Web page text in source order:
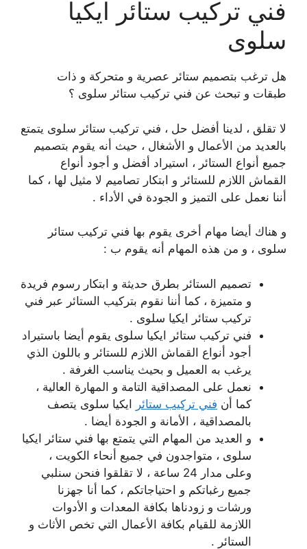
فني تركيب ستائر ايكيا
سلوى
هل ترغب بتصميم ستائر عصرية و متحركة و ذات
طبقات و تبحث عن فني تركيب ستائر سلوى ؟
لا تقلق ، لدينا أفضل حل ، فني تركيب ستائر سلوى يتمتع
بالعديد من الأعمال و الأشغال ، حيث أنه يقوم بتصميم
جميع أنواع الستائر ، استيراد أفضل و أجود أنواع
القماش اللازم للستائر و ابتكار تصاميم لا مثيل لها ، كما
أننا نعمل على التميز و الجودة في الأداء .
و هناك أيضا مهام أخرى يقوم بها فني تركيب ستائر
سلوى ، و من هذه المهام أنه يقوم ب :
تصميم الستائر بطرق حديثة و ابتكار رسوم فريدة
و متميزة ، كما أننا نقوم بتركيب الستائر عبر فني
تركيب ستائر ايكيا سلوى .
فني تركيب ستائر ايكيا سلوى يقوم أيضا باستيراد
أجود أنواع القماش اللازم للستائر و باللون الذي
يرغب به العميل و بحيث يناسب الغرفة .
نعمل على المصداقية التامة و المهارة العالية ،
كما أن فني تركيب ستائر ايكيا سلوى يتصف
بالمصداقية ، الأمانة و الجودة أيضا .
و العديد من المهام التي يتمتع بها فني ستائر ايكيا
سلوى ، متواجدون في جميع أنحاء الكويت ،
وعلى مدار 24 ساعة ، لا تقلقوا فنحن سنلبي
جميع رغباتكم و احتياجاتكم ، كما أنا جهزنا
ورشات و زودناها بكافة المعدات و الأدوات
اللازمة للقيام بكافة الأعمال التي تخص الأثاث و
الستائر .